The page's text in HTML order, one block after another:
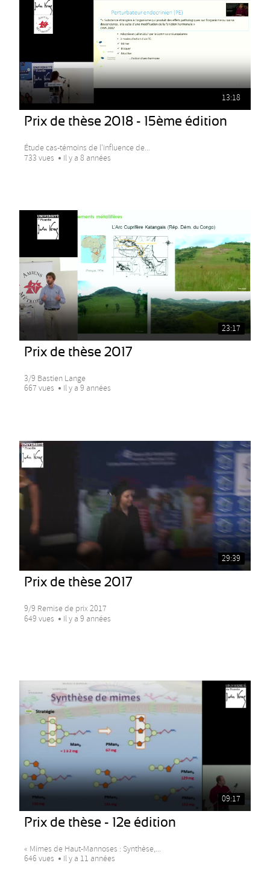
13:18
Prix de thèse 2018 - 15ème édition
Étude cas-témoins de l'influence de...
733 vues
Il y a 8 années
23:17
Prix de thèse 2017
3/9 Bastien Lange
667 vues
Il y a 9 années
29:39
Prix de thèse 2017
9/9 Remise de prix 2017
649 vues
Il y a 9 années
09:17
Prix de thèse - 12e édition
« Mimes de Haut-Mannoses : Synthèse,...
646 vues
Il y a 11 années